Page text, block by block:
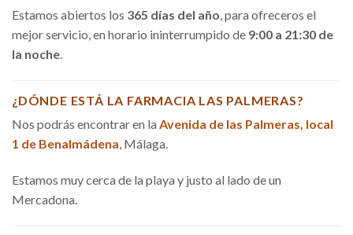
Estamos abiertos los 365 días del año, para ofreceros el
mejor servicio, en horario ininterrumpido de 9:00 a 21:30 de
la noche.
¿DÓNDE ESTÁ LA FARMACIA LAS PALMERAS?
Nos podrás encontrar en la Avenida de las Palmeras, local
1 de Benalmádena, Málaga.
Estamos muy cerca de la playa y justo al lado de un
Mercadona.